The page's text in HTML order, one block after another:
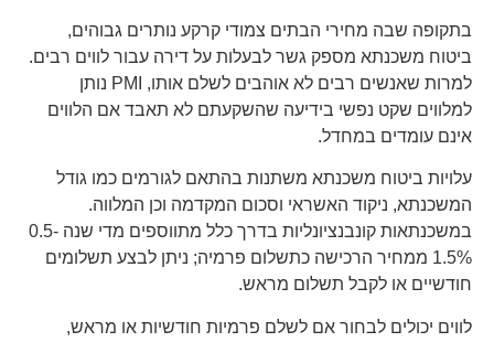
בתקופה שבה מחירי הבתים צמודי קרקע נותרים גבוהים,
ביטוח משכנתא מספק גשר לבעלות על דירה עבור לווים רבים.
למרות שאנשים רבים לא אוהבים לשלם אותו, PMI נותן
למלווים שקט נפשי בידיעה שהשקעתם לא תאבד אם הלווים
אינם עומדים במחדל.
עלויות ביטוח משכנתא משתנות בהתאם לגורמים כמו גודל
המשכנתא, ניקוד האשראי וסכום המקדמה וכן המלווה.
במשכנתאות קונבנציונליות בדרך כלל מתווספים מדי שנה 0.5-
1.5% ממחיר הרכישה כתשלום פרמיה; ניתן לבצע תשלומים
חודשיים או לקבל תשלום מראש.
לווים יכולים לבחור אם לשלם פרמיות חודשיות או מראש,